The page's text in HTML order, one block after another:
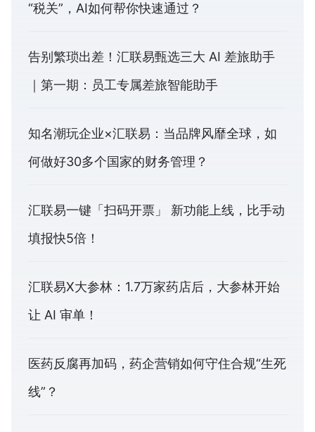
“税关”，AI如何帮你快速通过？
告别繁琐出差！汇联易甄选三大 AI 差旅助手
｜第一期：员工专属差旅智能助手
知名潮玩企业×汇联易：当品牌风靡全球，如
何做好30多个国家的财务管理？
汇联易一键「扫码开票」 新功能上线，比手动
填报快5倍！
汇联易X大参林：1.7万家药店后，大参林开始
让 AI 审单！
医药反腐再加码，药企营销如何守住合规“生死
线”？